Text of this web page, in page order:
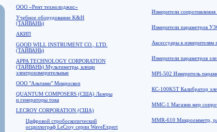
ООО «Рент технолоджис»
Учебное оборудование K&H
(ТАЙВАНЬ)
АКИП
GOOD WILL INSTRUMENT CO., LTD.
(ТАЙВАНЬ)
APPA TECHNOLOGY CORPORATION
(ТАЙВАНЬ) Мультиметры, клещи
электроизмерительные
ООО "Альтами" Микроскоп
QUANTUM COMPOSERS (США) Лазеры
и генераторы тока
LECROY CORPORATION (США)
Цифровой стробоскопический
осциллограф LeCroy серии WaveExpert
Измерители сопротивления
Измерители параметров
Аксессуары к измерителям
Измерители параметров
MPI-502 Измеритель
КС-100K5T Калибратор
MMC-1 Магазин мер
MMR-610 Микроомметр,